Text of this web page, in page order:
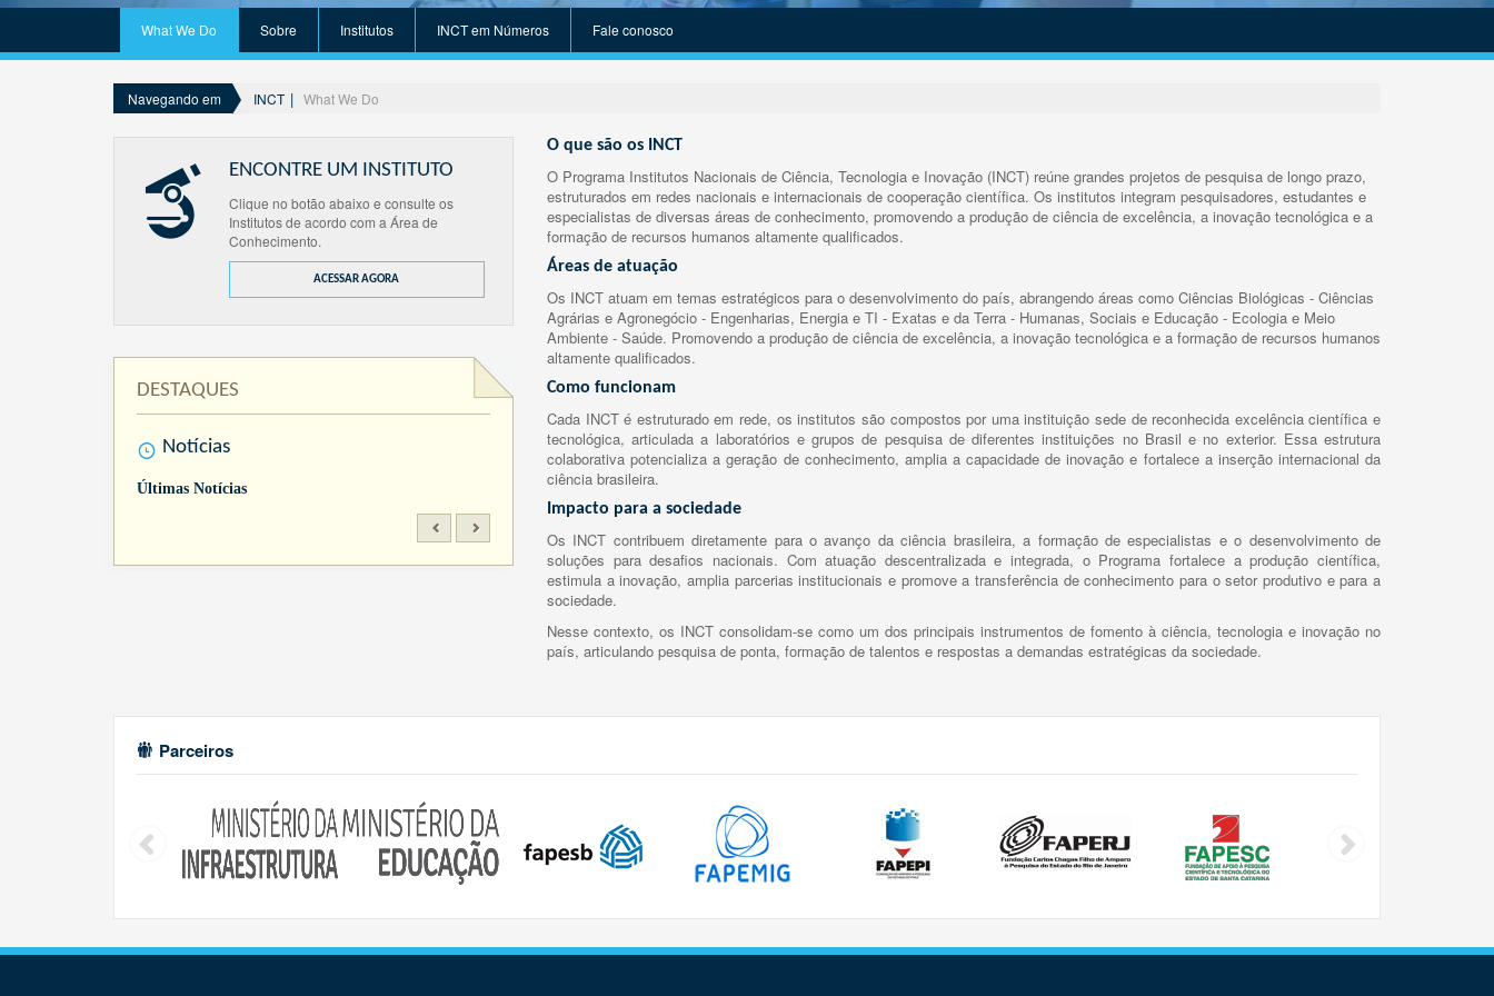
What We Do Sobre Institutos INCT em Números Fale conosco
Navegando em INCT What We Do
ENCONTRE UM INSTITUTO
Clique no botão abaixo e consulte os
Institutos de acordo com a Área de
Conhecimento.
ACESSAR AGORA
DESTAQUES
Notícias
Últimas Notícias
O que são os INCT
O Programa Institutos Nacionais de Ciência, Tecnologia e Inovação (INCT) reúne grandes projetos de pesquisa de longo prazo,
estruturados em redes nacionais e internacionais de cooperação científica. Os institutos integram pesquisadores, estudantes e
especialistas de diversas áreas de conhecimento, promovendo a produção de ciência de excelência, a inovação tecnológica e a
formação de recursos humanos altamente qualificados.
Áreas de atuação
Os INCT atuam em temas estratégicos para o desenvolvimento do país, abrangendo áreas como Ciências Biológicas - Ciências
Agrárias e Agronegócio - Engenharias, Energia e TI - Exatas e da Terra - Humanas, Sociais e Educação - Ecologia e Meio
Ambiente - Saúde. Promovendo a produção de ciência de excelência, a inovação tecnológica e a formação de recursos humanos
altamente qualificados.
Como funcionam
Cada INCT é estruturado em rede, os institutos são compostos por uma instituição sede de reconhecida excelência científica e
tecnológica, articulada a laboratórios e grupos de pesquisa de diferentes instituições no Brasil e no exterior. Essa estrutura
colaborativa potencializa a geração de conhecimento, amplia a capacidade de inovação e fortalece a inserção internacional da
ciência brasileira.
Impacto para a sociedade
Os INCT contribuem diretamente para o avanço da ciência brasileira, a formação de especialistas e o desenvolvimento de
soluções para desafios nacionais. Com atuação descentralizada e integrada, o Programa fortalece a produção científica,
estimula a inovação, amplia parcerias institucionais e promove a transferência de conhecimento para o setor produtivo e para a
sociedade.
Nesse contexto, os INCT consolidam-se como um dos principais instrumentos de fomento à ciência, tecnologia e inovação no
país, articulando pesquisa de ponta, formação de talentos e respostas a demandas estratégicas da sociedade.
Parceiros